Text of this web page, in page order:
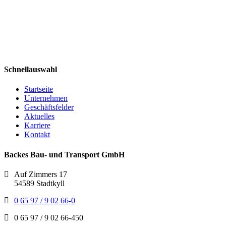
Schnellauswahl
Startseite
Unternehmen
Geschäftsfelder
Aktuelles
Karriere
Kontakt
Backes Bau- und Transport GmbH
Auf Zimmers 17
54589 Stadtkyll
0 65 97 / 9 02 66-0
0 65 97 / 9 02 66-450